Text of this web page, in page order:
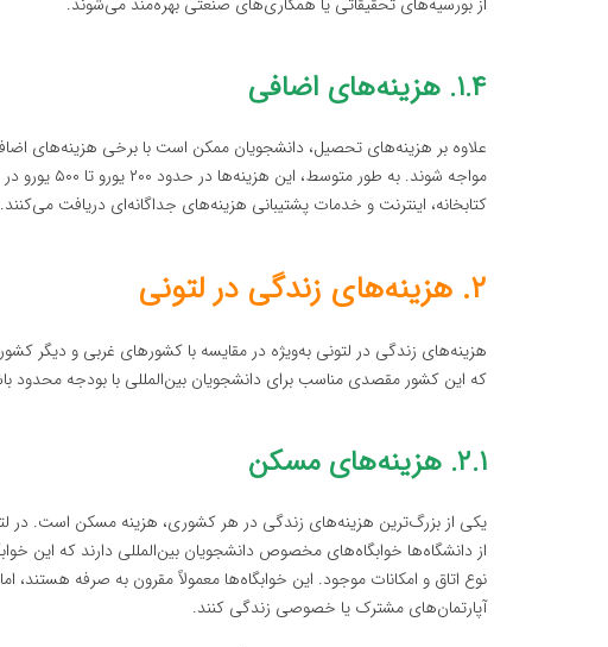
۱.۴. هزینه‌های اضافی
علاوه بر هزینه‌های تحصیل، دانشجویان ممکن است با برخی هزینه‌های
مواجه شوند.
کتابخانه، اینترنت و خدمات پشتیبانی هزینه‌های جداگانه‌ای دریافت می‌کنند.
۲. هزینه‌های زندگی در لتونی
هزینه‌های زندگی در لتونی به‌ویژه در مقایسه با کشورهای غربی و دیگر
که این کشور مقصدی مناسب برای دانشجویان بین‌المللی با بودجه محدود
۲.۱. هزینه‌های مسکن
یکی از بزرگ‌ترین هزینه‌های زندگی در هر کشوری، هزینه مسکن است. در
نوع اتاق و امکانات موجود. این خوابگاه‌ها معمولاً مقرون به صرفه
آپارتمان‌های مشترک یا خصوصی زندگی کنند.